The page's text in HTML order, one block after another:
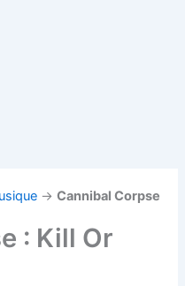
→Cannibal Corpse
: Kill Or